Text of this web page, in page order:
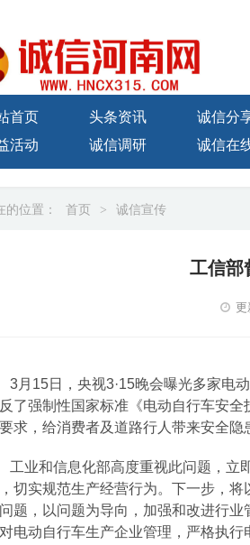
首页 头条资讯 诚信分
活动
诚信调研 诚信在
的位置： 首页 > 诚信宣传
工信部
更
3月15日，央视3·15晚会曝光多家电
了强制性国家标准《电动自行车安全
求，给消费者及道路行人带来安全隐
工业和信息化部高度重视此问题，立
切实规范生产经营行为。下一步，
题，以问题为导向，加强和改进行
电动自行车生产企业管理，严格执